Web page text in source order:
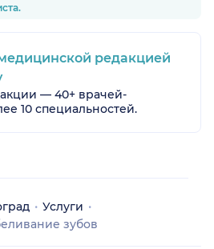
редакцией
— 40+ врачей-
10 специальностей.
Услуги
зубов